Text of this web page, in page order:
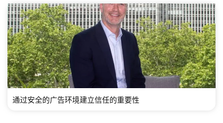
通过安全的广告环境建立信任的重要性